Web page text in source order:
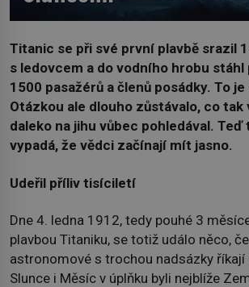
Titanic se při své první plavbě srazil
s ledovcem a do vodního hrobu stáhl
1500 pasažérů a členů posádky. To
Otázkou ale dlouho zůstávalo, co tak
daleko na jihu vůbec pohledával. Teď
vypadá, že vědci začínají mít jasno.
Udeřil příliv tisíciletí
Dne 4. ledna 1912, tedy pouhé 3
plavbou Titaniku, se totiž událo něco,
astronomové s trochou nadsázky říkají
Slunce i Měsíc v úplňku byli nejblíže